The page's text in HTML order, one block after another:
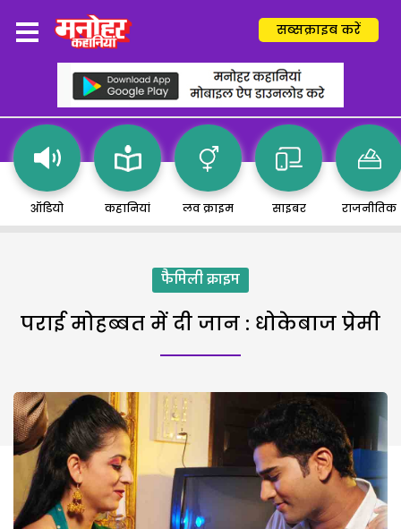
सब्सक्राइब करें
ऑडियो कहानियां लव क्राइम साइबर राजनीतिक
फैमिली क्राइम
पराई मोहब्बत में दी जान : धोकेबाज प्रेमी